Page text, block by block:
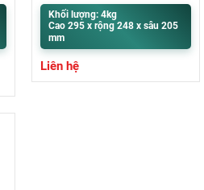
Khối lượng: 4kg
Cao 295 x rộng 248 x sâu 205
mm
Liên hệ